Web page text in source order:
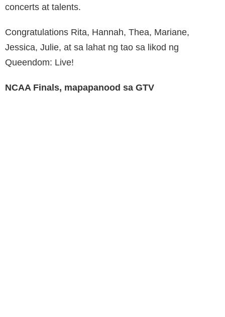
concerts at talents.
Congratulations Rita, Hannah, Thea, Mariane,
Jessica, Julie, at sa lahat ng tao sa likod ng
Queendom: Live!
NCAA Finals, mapapanood sa GTV